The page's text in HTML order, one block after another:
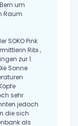
um
Raum
SOKO Pink
Ribi ,
zur 1.
Sonne
sehr
jedoch
die sich
als